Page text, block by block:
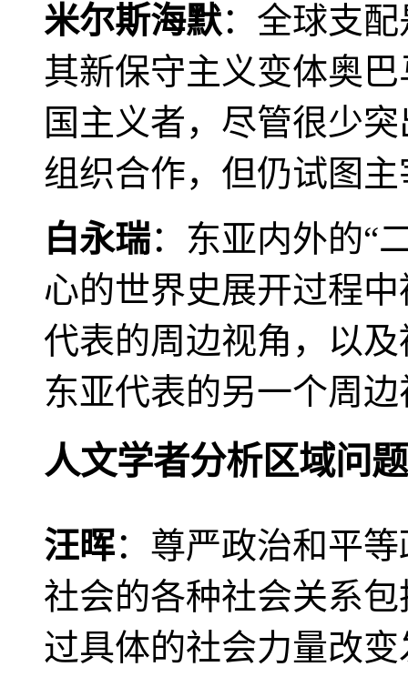
米尔斯海默：全球支
其新保守主义变体奥
国主义者，尽管很少
组织合作，但仍试图
白永瑞：东亚内外的“
心的世界史展开过程
代表的周边视角，以
东亚代表的另一个周
人文学者分析区域问题
汪晖：尊严政治和平
社会的各种社会关系
过具体的社会力量改